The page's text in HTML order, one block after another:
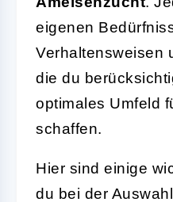
eigenen
Verhaltensweisen
die du
optimales Umfeld
schaffen.
Hier sind einige
du bei der